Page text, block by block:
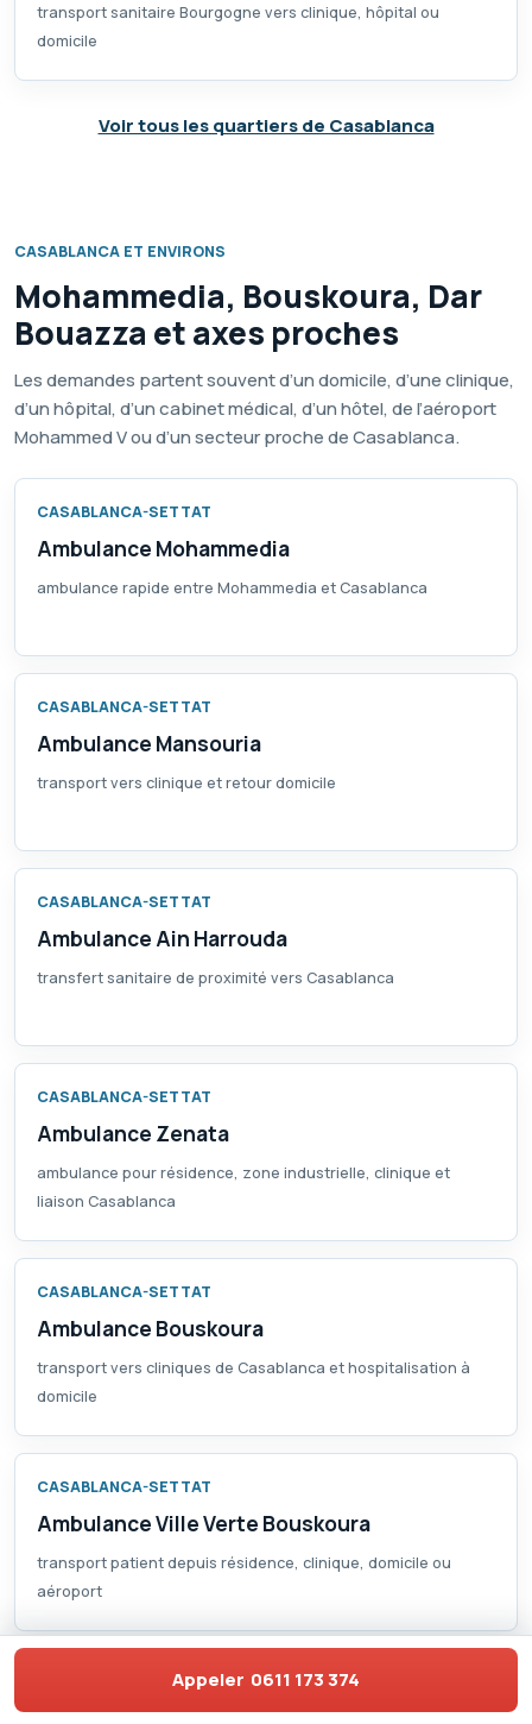
transport sanitaire Bourgogne vers clinique, hôpital ou
domicile
Voir tous les quartiers de Casablanca
CASABLANCA ET ENVIRONS
Mohammedia, Bouskoura, Dar
Bouazza et axes proches
Les demandes partent souvent d’un domicile, d’une clinique,
d’un hôpital, d’un cabinet médical, d’un hôtel, de l’aéroport
Mohammed V ou d’un secteur proche de Casablanca.
CASABLANCA-SETTAT
Ambulance Mohammedia
ambulance rapide entre Mohammedia et Casablanca
CASABLANCA-SETTAT
Ambulance Mansouria
transport vers clinique et retour domicile
CASABLANCA-SETTAT
Ambulance Ain Harrouda
transfert sanitaire de proximité vers Casablanca
CASABLANCA-SETTAT
Ambulance Zenata
ambulance pour résidence, zone industrielle, clinique et
liaison Casablanca
CASABLANCA-SETTAT
Ambulance Bouskoura
transport vers cliniques de Casablanca et hospitalisation à
domicile
CASABLANCA-SETTAT
Ambulance Ville Verte Bouskoura
transport patient depuis résidence, clinique, domicile ou
aéroport
CASABLANCA-SETTAT
Ambulance Dar Bouazza
Appeler 0611 173 374